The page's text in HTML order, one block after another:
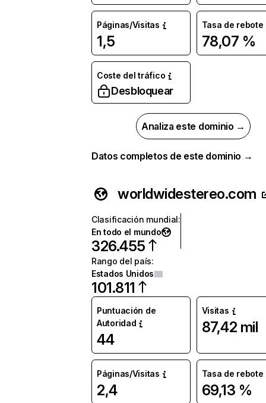
Páginas/Visitas
1,5
Tasa de rebote
78,07 %
Coste del tráfico
Desbloquear
Analiza este dominio →
Datos completos de este dominio →
worldwidestereo.com
Clasificación mundial:
En todo el mundo
326.455
Rango del país:
Estados Unidos
101.811
Puntuación de
Autoridad
44
Visitas
87,42 mil
Páginas/Visitas
2,4
Tasa de rebote
69,13 %